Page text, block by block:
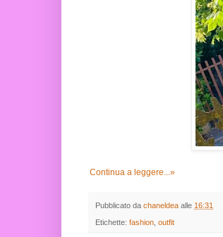
Continua a leggere...»
Pubblicato da chaneldea alle 16:31
Etichette: fashion outfit